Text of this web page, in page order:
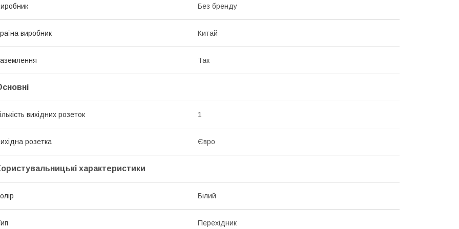
Без бренду
виробник Китай
Так
вихідних розеток 1
розетка Євро
характеристики
Білий
Перехідник